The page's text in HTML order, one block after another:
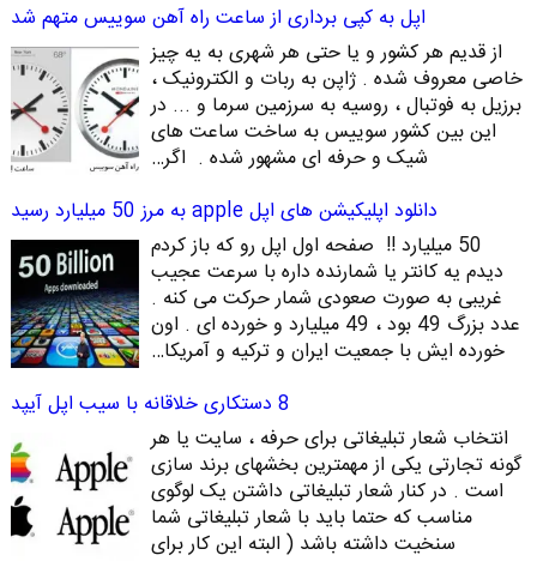
اپل به کپی برداری از ساعت راه آهن سوییس متهم شد
از قدیم هر کشور و یا حتی هر شهری به یه چیز
خاصی معروف شده . ژاپن به ربات و الکترونیک ،
برزیل به فوتبال ، روسیه به سرزمین سرما و ... در
این بین کشور سوییس به ساخت ساعت های
شیک و حرفه ای مشهور شده . اگر…
دانلود اپلیکیشن های اپل apple به مرز 50 میلیارد رسید
50 میلیارد !! صفحه اول اپل رو که باز کردم
دیدم یه کانتر یا شمارنده داره با سرعت عجیب
غریبی به صورت صعودی شمار حرکت می کنه .
عدد بزرگ 49 بود ، 49 میلیارد و خورده ای . اون
خورده ایش با جمعیت ایران و ترکیه و آمریکا…
8 دستکاری خلاقانه با سیب اپل آیپد
انتخاب شعار تبلیغاتی برای حرفه ، سایت یا هر
گونه تجارتی یکی از مهمترین بخشهای برند سازی
است . در کنار شعار تبلیغاتی داشتن یک لوگوی
مناسب که حتما باید با شعار تبلیغاتی شما
سنخیت داشته باشد ( البته این کار برای